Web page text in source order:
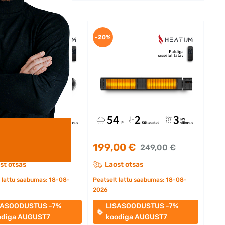
otsas
lattu saabumas: 18-08-
-7%
AUGUST7
199,00 € 249,00 €
Laost otsas
Peatselt lattu saabumas: 18-08-
2026
LISASOODUSTUS -7%
koodiga AUGUST7
-20%